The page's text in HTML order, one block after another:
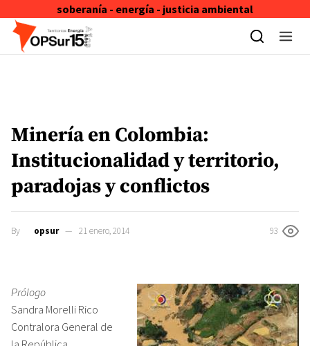
soberanía - energía - justicia ambiental
Skip to content
Minería en Colombia:
Institucionalidad y territorio,
paradojas y conflictos
By opsur 21 enero, 2014 93
Prólogo
Sandra Morelli Rico
Contralora General de